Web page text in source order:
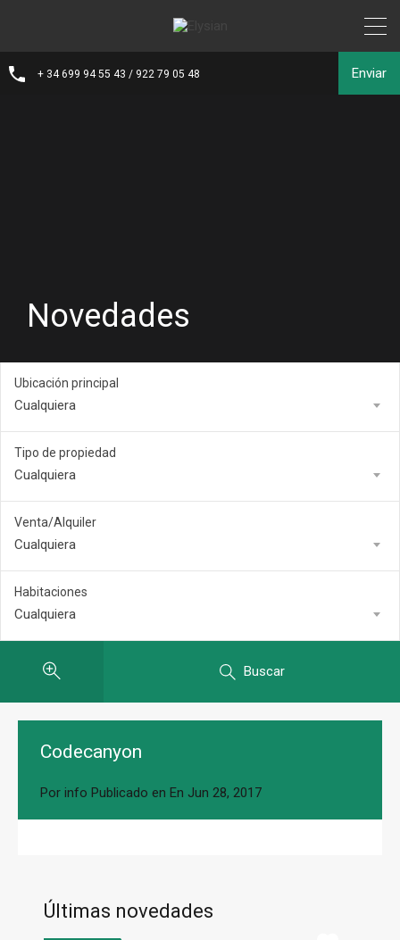
+ 34 699 94 55 43 / 922 79 05 48 Enviar
Novedades
Ubicación principal
Cualquiera
Tipo de propiedad
Cualquiera
Venta/Alquiler
Cualquiera
Habitaciones
Cualquiera
Buscar
Codecanyon
Por info Publicado en En Jun 28, 2017
Últimas novedades